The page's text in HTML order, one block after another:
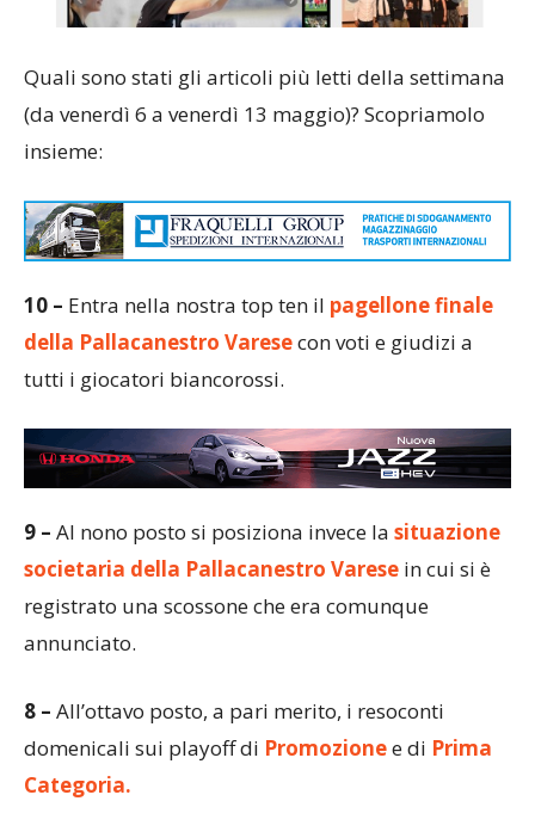
Quali sono stati gli articoli più letti della settimana
(da venerdì 6 a venerdì 13 maggio)? Scopriamolo
insieme:
10 – Entra nella nostra top ten il pagellone finale
della Pallacanestro Varesecon voti e giudizi a
tutti i giocatori biancorossi.
9 – Al nono posto si posiziona invece la situazione
societaria della Pallacanestro Varese in cui si è
registrato una scossone che era comunque
annunciato.
8 – All’ottavo posto, a pari merito, i resoconti
domenicali sui playoff di Promozionee di Prima
Categoria.